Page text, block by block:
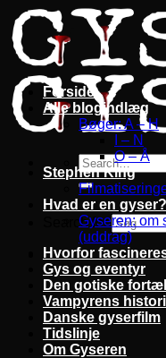
Fortsæt
til
indhold
Search for:
Forside
Alle blogindlæg
Bøger: A – H
I – N
O – Å
Stephen King
Hvad er en gyser?
Gyseren: om
(uddrag)
Hvorfor
Gys og eventyr
Den gotiske
Vampyrens
Danske gyserfilm
Tidslinje
Om Gyseren